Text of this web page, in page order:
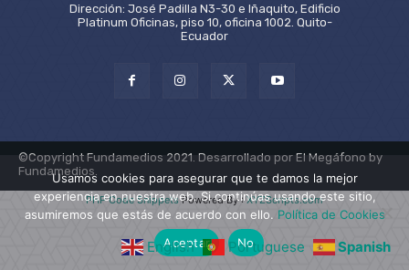
Dirección: José Padilla N3-30 e Iñaquito, Edificio
Platinum Oficinas, piso 10, oficina 1002. Quito-
Ecuador
©Copyright Fundamedios 2021. Desarrollado por El Megáfono by
Fundamedios.
English Portuguese Spanish
PHP Code SnippetsPowered By :XYZScripts.com
Usamos cookies para asegurar que te damos la mejor
experiencia en nuestra web. Si continúas usando este sitio,
asumiremos que estás de acuerdo con ello. Política de Cookies
Aceptar
No